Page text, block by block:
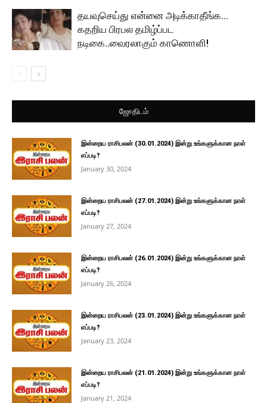
தயவுசெய்து என்னை அடிக்காதீங்க…
கதறிய பிரபல தமிழ்ப்பட
நடிகை..வைரலாகும் காணொளி!
ஜோதிடம்
இன்றைய ராசிபலன் (30.01.2024) இன்று உங்களுக்கான நாள்
எப்படி?
January 30, 2024
இன்றைய ராசிபலன் (27.01.2024) இன்று உங்களுக்கான நாள்
எப்படி?
January 27, 2024
இன்றைய ராசிபலன் (26.01.2024) இன்று உங்களுக்கான நாள்
எப்படி?
January 26, 2024
இன்றைய ராசிபலன் (23.01.2024) இன்று உங்களுக்கான நாள்
எப்படி?
January 23, 2024
இன்றைய ராசிபலன் (21.01.2024) இன்று உங்களுக்கான நாள்
எப்படி?
January 21, 2024